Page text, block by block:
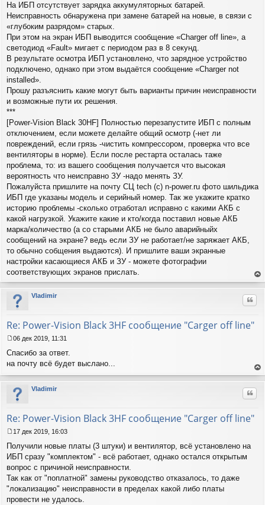
о
о
б
е
н
и
е
На ИБП отсутствует зарядка аккумуляторных батарей.
Неисправность обнаружена при замене батарей на новые, в связи с
«глубоким разрядом» старых.
При этом на экран ИБП выводится сообщение «Charger off line», а
светодиод «Fault» мигает с периодом раз в 8 секунд.
В результате осмотра ИБП установлено, что зарядное устройство
подключено, однако при этом выдаётся сообщение «Charger not
installed».
Прошу разъяснить какие могут быть варианты причин неисправности
и возможные пути их решения.
***
[Power-Vision Black 30HF] Полностью перезапустите ИБП с полным
отключением, если можете делайте общий осмотр (-нет ли
повреждений, если грязь -чистить компрессором, проверка что все
вентиляторы в норме). Если после рестарта осталась таже
проблема, то: из вашего сообщения получается что высокая
вероятность что неисправно ЗУ -надо менять ЗУ.
Пожалуйста пришлите на почту СЦ tech (c) n-power.ru фото шильдика
ИБП где указаны модель и серийный номер. Так же укажите кратко
историю проблемы -сколько отработал исправно с какими АКБ с
какой нагрузкой. Укажите какие и кто/когда поставил новые АКБ
марка/количество (а со старыми АКБ не было аварийныйх
сообщений на экране? ведь если ЗУ не работает/не заряжает АКБ,
то обычно собщения выдаются). И пришлите ваши экранные
настройки касающиеся АКБ и ЗУ - можете фотографии
соответствующих экранов прислать.
ер
Vladimir
Re: Power-Vision Black 3HF сообщение "Carger off line"
о
о
щ
е
н
е
06 дек 2019, 11:31
Спасибо за ответ.
на почту всё будет выслано...
ер
Vladimir
Re: Power-Vision Black 3HF сообщение "Carger off line"
о
о
б
е
н
и
17 дек 2019, 16:03
Получили новые платы (3 штуки) и вентилятор, всё установлено на
ИБП сразу "комплектом" - всё работает, однако остался открытым
вопрос с причиной неисправности.
Так как от "поплатной" замены руководство отказалось, то даже
"локализацию" неисправности в пределах какой либо платы
провести не удалось.